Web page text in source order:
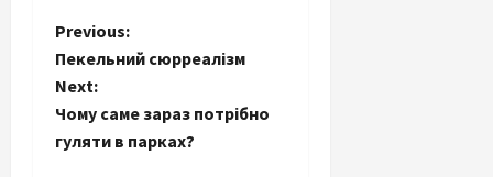
P
o
s
Previous:
Пекельний сюрреалізм
Next:
Чому саме зараз потрібно
гуляти в парках?